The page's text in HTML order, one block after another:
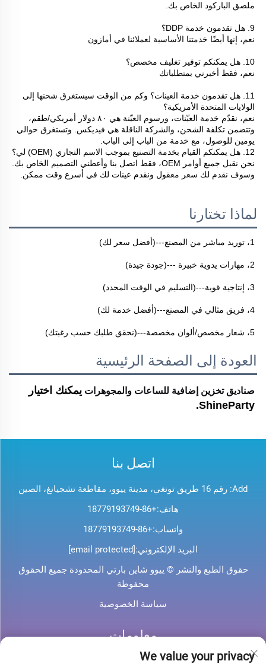
ملصق الباركود الخاص بك.
9. هل تقدمون خدمة DDP؟
نعم، إنها أيضًا خدمتنا الأساسية لعملائنا في أمازون
10. هل يمكنكم توفير تغليف مخصص؟
نعم، فقط أخبرني بمتطلباتك
الولايات المتحدة الأمريكية؟
يومين للوصول، مع خدمة من الباب إلى الباب.
12. هل يمكنكم القيام بخدمة التصنيع بموجب الاسم التجاري (OEM) لي؟
وسوف نقدم لك سعر معقول ونقدم عينات لك في أسرع وقت ممكن.
لماذا تختارنا
1، توريد مباشر من المصنع---(أفضل سعر لك)
2، مهارات يدوية خبيرة ---(جودة جيدة)
3، إنتاجية قوية---(التسليم في الوقت المحدد)
4، فريق مثالي في المصنع---(أفضل خدمة لك)
5، شعار مخصص/ألوان مخصصة---(نحقق طلبك حسب رغبتك)
العودة إلى الصفحة الرئيسية
صناديق تخزين إضافية للساعات والمجوهرات
ShineParty.
اتصل بنا
Add: رقم 16 طريق تونغي، مدينة ييوو، مقاطعة تشجيانغ، الصين
هاتف:+86-18779193749
واتساب:+86-18779193749
البريد الإلكتروني:[email protected]
حقوق الطبع والنشر © ييوو شاين بارتي المحدودة جميع الحقوق
محفوظة
سياسة الخصوصية
معلومات
اشترك لتلقي نشرتنا الإخبارية الأسبوعية
We value your privacy